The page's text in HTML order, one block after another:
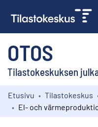
OTOS
Tilastokeskuksen
Kokoelmat
Etusivu Tilastokeskus